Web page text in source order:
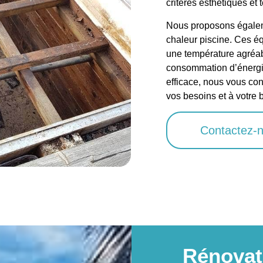
critères esthétiques et
Nous proposons
chaleur piscine. Ces
une température
consommation
efficace, nous vous
vos besoins et à votre
Contactez-